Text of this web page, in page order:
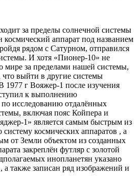
за пределы солнечной системы
аппарат под названием
рядом с Сатурном, отправился
И хотя «Пионер-10» не
мире за пределами нашей системы,
что выйти в другие системы
1977 г Вояжер-1 после изучения
к выполнению
исследованию отдалённых
включая пояс Койпера и
1» является самым быстрым из
космических аппаратов , а
от Земли объектом из созданных
закреплён футляр с золотой
инопланетян указано
а также записан ряд изображений и